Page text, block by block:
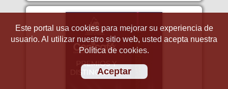
Este portal usa cookies para mejorar su experiencia de
usuario. Al utilizar nuestro sitio web, usted acepta nuestra
Política de cookies.
Aceptar